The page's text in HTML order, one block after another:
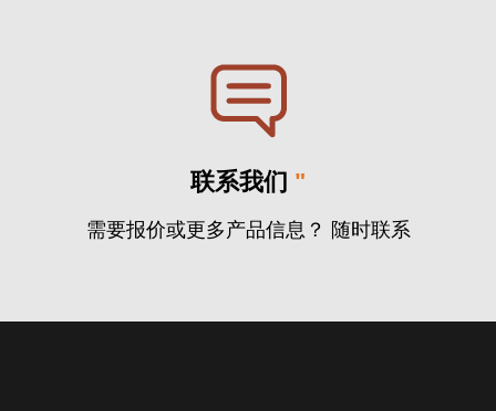
联系我们 "
需要报价或更多产品信息？ 随时联系